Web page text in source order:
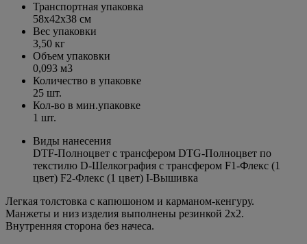
Транспортная упаковка
58x42x38 см
Вес упаковки
3,50 кг
Объем упаковки
0,093 м3
Количество в упаковке
25 шт.
Кол-во в мин.упаковке
1 шт.
Виды нанесения
DTF-Полноцвет с трансфером DTG-Полноцвет по
текстилю D-Шелкография с трансфером F1-Флекс (1
цвет) F2-Флекс (1 цвет) I-Вышивка
Легкая толстовка с капюшоном и карманом-кенгуру.
Манжеты и низ изделия выполнены резинкой 2х2.
Внутренняя сторона без начеса.